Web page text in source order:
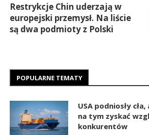
Restrykcje Chin uderzają w
europejski przemysł. Na liście
są dwa podmioty z Polski
POPULARNE TEMATY
USA podniosły
na tym zyskać
konkurentów